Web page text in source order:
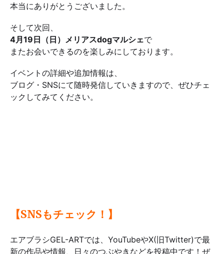
本当にありがとうございました。
そして次回、
4月19日（日）メリアスdogマルシェで
またお会いできるのを楽しみにしております。
イベントの詳細や追加情報は、
ブログ・SNSにて随時発信していきますので、ぜひチェ
ックしてみてください。
【SNSもチェック！】
エアブラシGEL-ARTでは、YouTubeやX(旧Twitter)で最
新の作品や情報、日々のつぶやきなどを投稿中です！ぜ